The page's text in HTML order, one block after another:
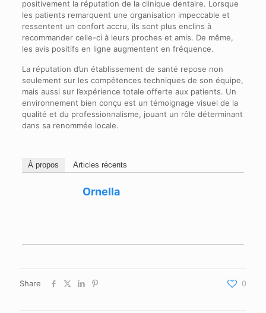
positivement la réputation de la clinique dentaire. Lorsque
les patients remarquent une organisation impeccable et
ressentent un confort accru, ils sont plus enclins à
recommander celle-ci à leurs proches et amis. De même,
les avis positifs en ligne augmentent en fréquence.
La réputation d’un établissement de santé repose non
seulement sur les compétences techniques de son équipe,
mais aussi sur l’expérience totale offerte aux patients. Un
environnement bien conçu est un témoignage visuel de la
qualité et du professionnalisme, jouant un rôle déterminant
dans sa renommée locale.
À propos Articles récents
Ornella
Share 0